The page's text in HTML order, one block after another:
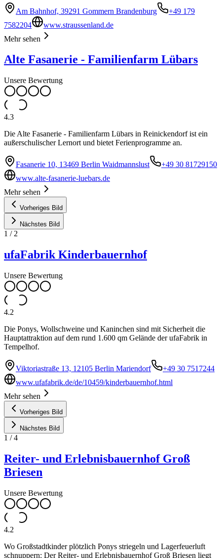
Am Bahnhof, 39291 Gommern Brandenburg
+49 179
7582204
www.straussenland.de
Mehr sehen
Alte Fasanerie - Familienfarm Lübars
Unsere Bewertung
4.3
Die Alte Fasanerie - Familienfarm Lübars in Reinickendorf ist ein
außerschulischer Lernort und bietet Ferienprogramme an.
Fasanerie 10, 13469 Berlin Waidmannslust
+49 30 81729150
www.alte-fasanerie-luebars.de
Mehr sehen
Vorheriges Bild
Nächstes Bild
1 / 2
ufaFabrik Kinderbauernhof
Unsere Bewertung
4.2
Die Ponys, Wollschweine und Kaninchen sind mit Sicherheit die
Hauptattraktion auf dem rund 1.600 qm Gelände der ufaFabrik in
Tempelhof.
Viktoriastraße 13, 12105 Berlin Mariendorf
+49 30 7517244
www.ufafabrik.de/de/10459/kinderbauernhof.html
Mehr sehen
Vorheriges Bild
Nächstes Bild
1 /4
Reiter- und Erlebnisbauernhof Groß
Briesen
Unsere Bewertung
4.2
Wo Großstadtkinder plötzlich Ponys striegeln und Lagerfeuerluft
schnuppern: Der Reiter- und Erlebnisbauernhof Groß Briesen liegt